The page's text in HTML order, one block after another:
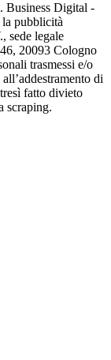
Business Digital -
pubblicità
sede legale
20093 Cologno
trasmessi e/o
di
fatto divieto
scraping.